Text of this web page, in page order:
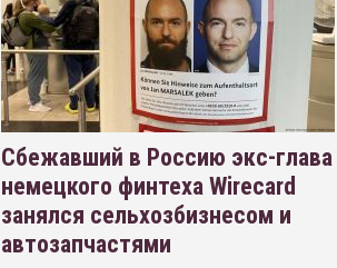
Сбежавший в Россию экс-глава
немецкого финтеха Wirecard
занялся сельхозбизнесом и
автозапчастями